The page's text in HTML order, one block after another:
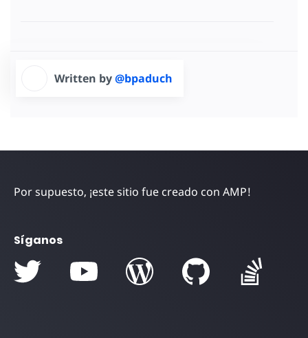
Written by@bpaduch
Por supuesto, ¡este sitio fue creado con AMP!
Síganos